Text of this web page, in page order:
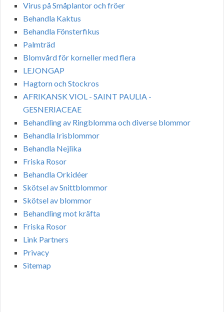
Virus på Småplantor och fröer
Behandla Kaktus
Behandla Fönsterfikus
Palmträd
Blomvård för korneller med flera
LEJONGAP
Hagtorn och Stockros
AFRIKANSK VIOL - SAINT PAULIA -
GESNERIACEAE
Behandling av Ringblomma och diverse blommor
Behandla Irisblommor
Behandla Nejlika
Friska Rosor
Behandla Orkidéer
Skötsel av Snittblommor
Skötsel av blommor
Behandling mot kräfta
Friska Rosor
Link Partners
Privacy
Sitemap